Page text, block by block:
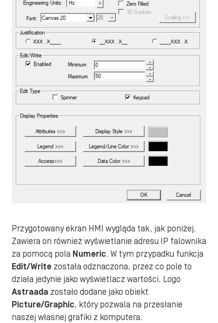
Przygotowany ekran HMI wygląda tak, jak poniżej.
Zawiera on również wyświetlanie adresu IP falownika
za pomocą pola Numeric. W tym przypadku funkcja
Edit/Write została odznaczona, przez co pole to
działa jedynie jako wyświetlacz wartości. Logo
Astraada zostało dodane jako obiekt
Picture/Graphic, który pozwala na przesłanie
naszej własnej grafiki z komputera.